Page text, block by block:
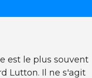
est le plus souvent
Lutton. Il ne s'agit